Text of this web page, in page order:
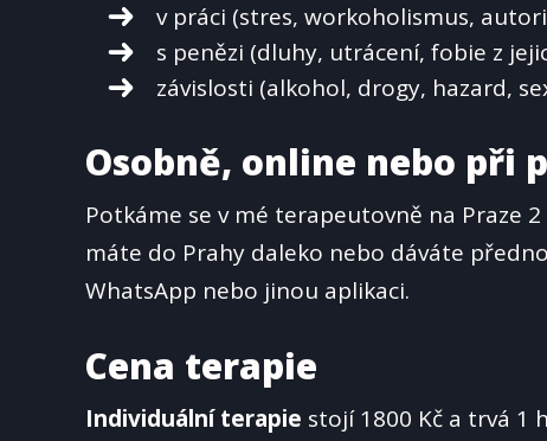
v práci (stres, workoholismus,
s penězi (dluhy, utrácení, fobie z
závislosti (alkohol, drogy, hazard,
Osobně, online nebo při
Potkáme se v mé terapeutovně na Praze
máte do Prahy daleko nebo dáváte
WhatsApp nebo jinou aplikaci.
Cena terapie
Individuální terapie stojí 1800 Kč a trvá 1